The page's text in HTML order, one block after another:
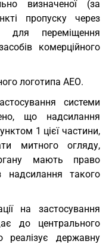
визначеної (за
пропуску через
для переміщення
комерційного
логотипа АЕО.
системи
що надсилання
1 цієї частини,
митного огляду,
мають право
такого
на застосування
до центрального
реалізує державну